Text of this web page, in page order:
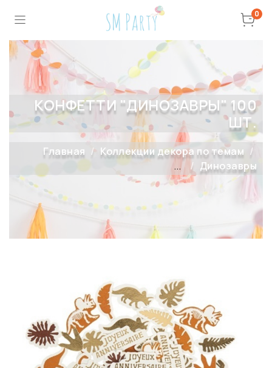
0
КОНФЕТТИ "ДИНОЗАВРЫ" 100
ШТ.
Главная
Коллекции декора по темам
...
Динозавры